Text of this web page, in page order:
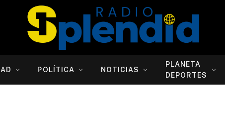
POLÍTICA NOTICIAS
PLANETA
DEPORTES